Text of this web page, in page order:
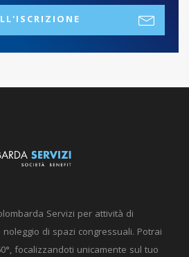
Servizi per attività di
di spazi congressuali. Potrai
focalizzandoti unicamente sul tuo